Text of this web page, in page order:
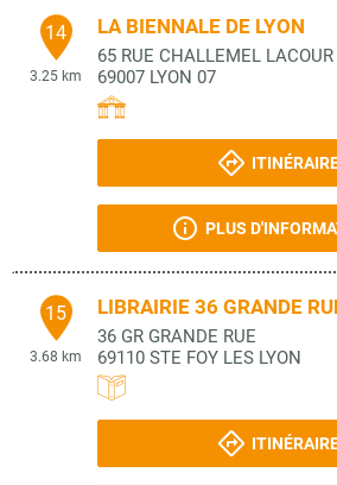
14
3.25 km
LA BIENNALE DE LYON
65 RUE CHALLEMEL LACOUR
69007 LYON 07
PLUS
15
3.68 km
LIBRAIRIE 36 GRANDE
36 GR GRANDE RUE
69110 STE FOY LES LYON